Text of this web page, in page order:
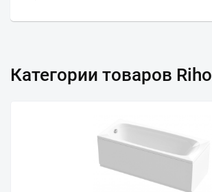
Категории товаров Riho